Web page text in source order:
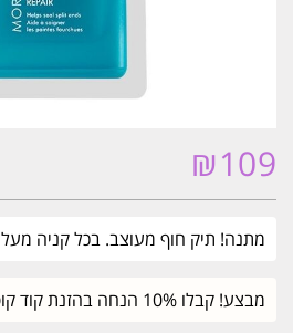
₪109
מתנה! תיק חוף מעוצב. בכל קניה מעל 249₪ ממוצרי המותג.
מבצע! קבלו 10% הנחה בהזנת קוד קופון SALE. עד חצות.